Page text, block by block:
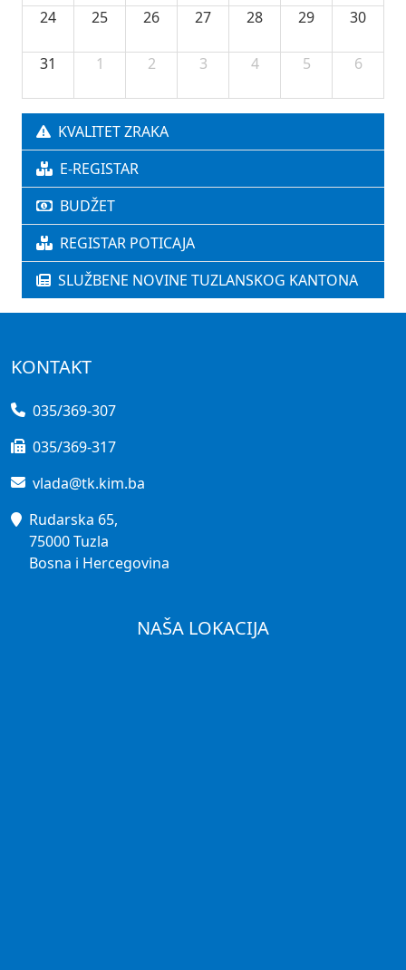
24 25 26 27 28 29 30
31 1 2 3 4 5 6
KVALITET ZRAKA
E-REGISTAR
BUDŽET
REGISTAR POTICAJA
SLUŽBENE NOVINE TUZLANSKOG KANTONA
KONTAKT
035/369-307
035/369-317
vlada@tk.kim.ba
Rudarska 65,
75000 Tuzla
Bosna i Hercegovina
NAŠA LOKACIJA